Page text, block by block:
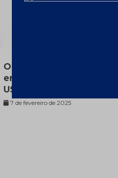
Ouro valorizou 26%
em 2024 – a
US$2606,72/oz
7 de fevereiro de 2025